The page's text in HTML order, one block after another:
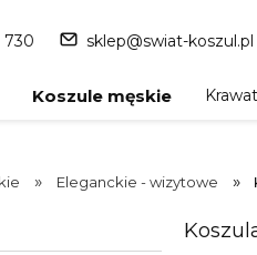
Koszule męskie
» Eleganckie - wizytowe »
730 sklep@swiat-koszul.pl